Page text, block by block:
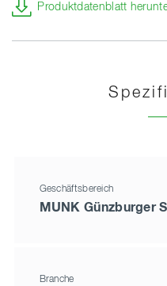
Produktdatenblatt
Geschäftsbereich
MUNK Günzburger
Branche